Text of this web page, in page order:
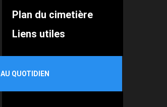
Plan du cimetière
Liens utiles
AU QUOTIDIEN